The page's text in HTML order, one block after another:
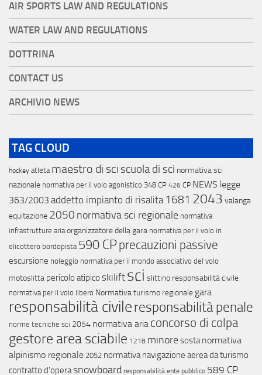
AIR SPORTS LAW AND REGULATIONS
WATER LAW AND REGULATIONS
DOTTRINA
CONTACT US
ARCHIVIO NEWS
TAG CLOUD
hockey atleta maestro di sci scuola di sci normativa sci
nazionale normativa per il volo agonistico 348 CP 426 CP NEWS legge
363/2003 addetto impianto di risalita 1681 2043 valanga
equitazione 2050 normativa sci regionale normativa
infrastrutture aria organizzatore della gara normativa per il volo in
elicottero bordopista 590 CPprecauzioni passive
escursione noleggio normativa per il mondo associativo del volo
motoslitta pericolo atipico skilift sci slittino responsabilitá civile
normativa per il volo libero Normativa turismo regionale gara
responsabilità civileresponsabilità penale
norme tecniche sci 2054 normativa aria concorso di colpa
gestore area sciabile 1218 minoresosta normativa
alpinismo regionale 2052 normativa navigazione aerea da turismo
contratto d'opera snowboard responsabilità ente pubblico 589 CP